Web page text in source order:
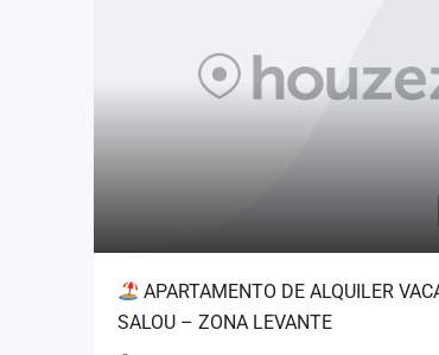
APARTAMENTO DE ALQUILER
SALOU – ZONA LEVANTE
Piso en venta
María